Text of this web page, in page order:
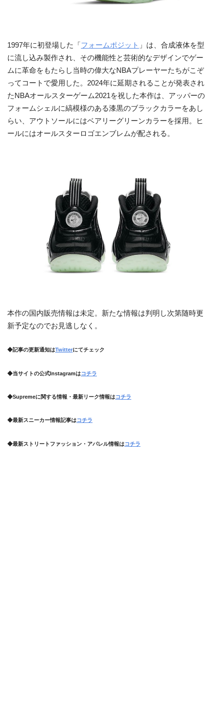
1997年に初登場した「フォームポジット 」は、合成液体を型
に流し込み製作され、その機能性と芸術的なデザインでゲー
ムに革命をもたらし当時の偉大なNBAプレーヤーたちがこぞ
ってコートで愛用した。2024年に延期されることが発表され
たNBAオールスターゲーム2021を祝した本作は、アッパーの
フォームシェルに縞模様のある漆黒のブラックカラーをあし
らい、アウトソールにはベアリーグリーンカラーを採用。ヒ
ールにはオールスターロゴエンブレムが配される。
本作の国内販売情報は未定。新たな情報は判明し次第随時更
新予定なのでお見逃しなく。
◆記事の更新通知はTwitterにてチェック
◆当サイトの公式Instagramはコチラ
◆Supremeに関する情報・最新リーク情報はコチラ
◆最新スニーカー情報記事はコチラ
◆最新ストリートファッション・アパレル情報はコチラ